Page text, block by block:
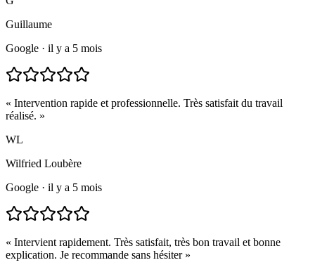
Guillaume
Google · il y a 5 mois
« Intervention rapide et professionnelle. Très satisfait du travail
réalisé. »
WL
Wilfried Loubère
Google · il y a 5 mois
« Intervient rapidement. Très satisfait, très bon travail et bonne
explication. Je recommande sans hésiter»